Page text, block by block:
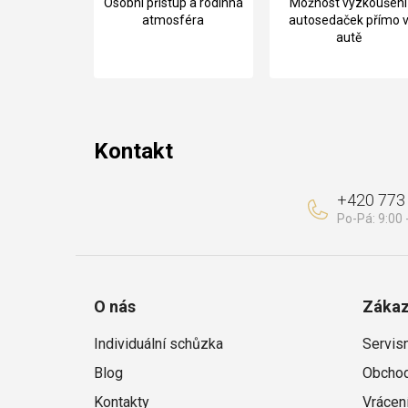
atmosféra
autosedaček přímo v
autě
Kontakt
+420
O nás
Individuální schůzka
Blog
Kontakty